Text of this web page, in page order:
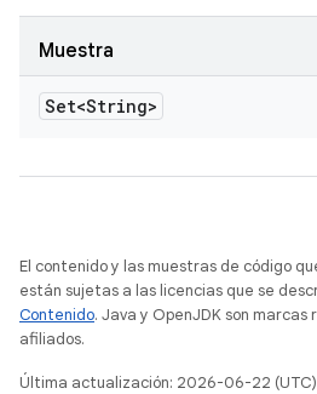
Muestra
Set<String>
El contenido y las muestras de código
están sujetas a las licencias que se
Contenido. Java y OpenJDK son
afiliados.
Última actualización: 2026-06-22 (UTC)